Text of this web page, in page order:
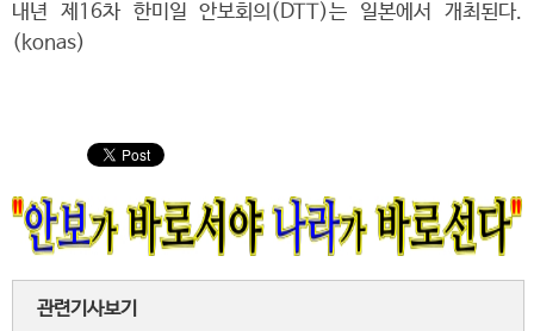
내년 제16차 한미일 안보회의(DTT)는 일본에서 개최된다.
(konas)
관련기사보기